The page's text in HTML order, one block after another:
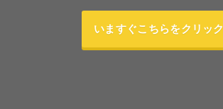
いますぐこちらをクリック